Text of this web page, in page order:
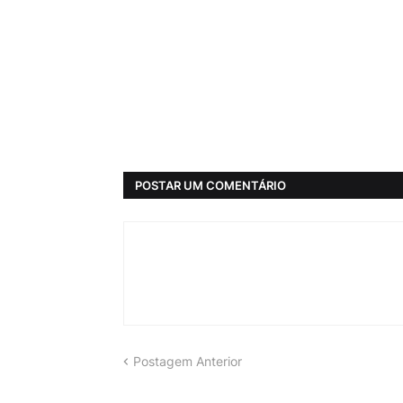
POSTAR UM COMENTÁRIO
Postagem Anterior